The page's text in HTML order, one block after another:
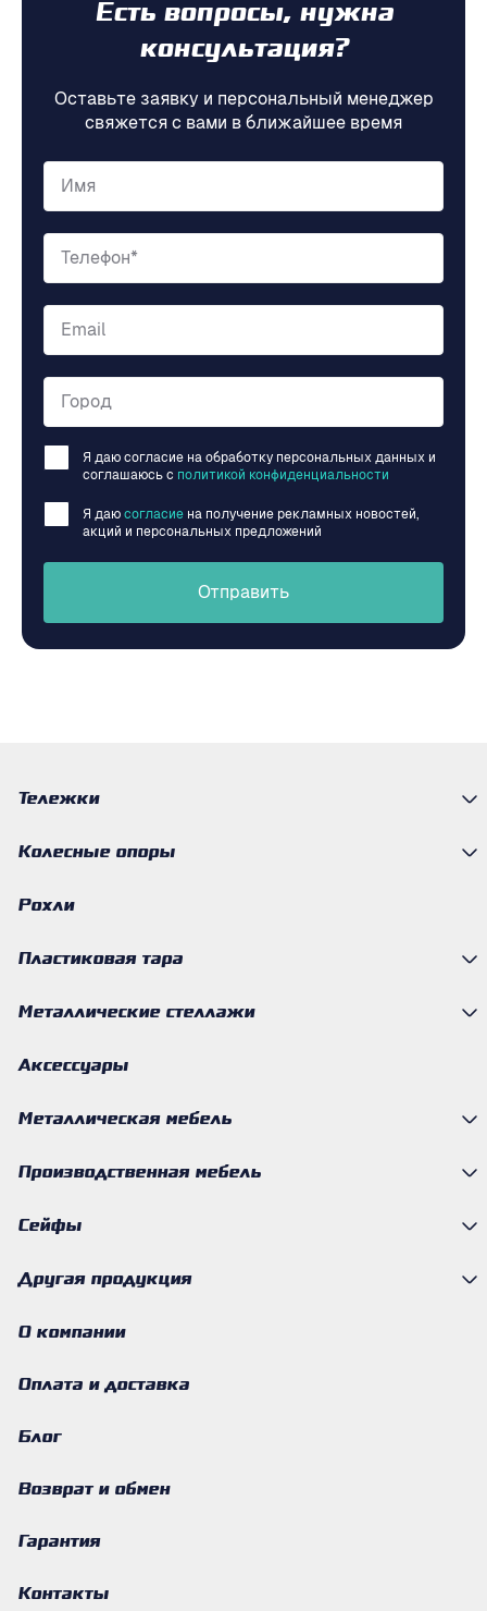
Есть вопросы, нужна
консультация?
Оставьте заявку и персональный менеджер
свяжется с вами в ближайшее время
Имя
Телефон*
Email
Город
Я даю согласие на обработку персональных данных и
соглашаюсь c политикой конфиденциальности
Я даю согласие на получение рекламных новостей,
акций и персональных предложений
Отправить
Тележки
Колесные опоры
Рохли
Пластиковая тара
Металлические стеллажи
Аксессуары
Металлическая мебель
Производственная мебель
Сейфы
Другая продукция
О компании
Оплата и доставка
Блог
Возврат и обмен
Гарантия
Контакты